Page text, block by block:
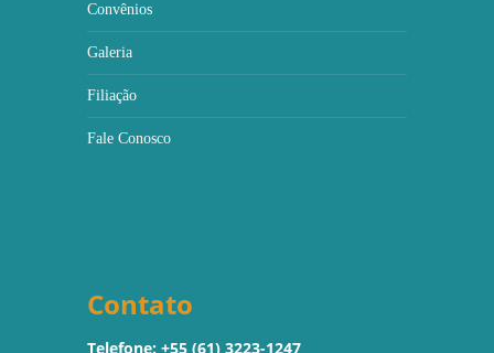
Convênios
Galeria
Filiação
Fale Conosco
Contato
Telefone: +55 (61) 3223-1247